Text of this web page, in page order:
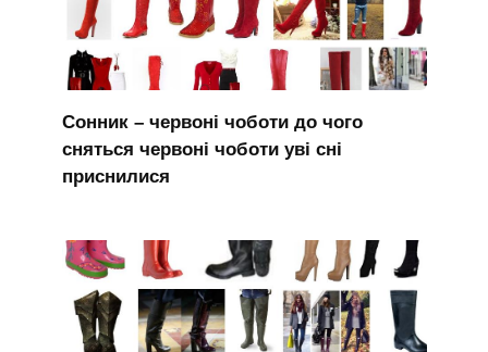
Сонник – червоні чоботи до чого
сняться червоні чоботи уві сні
приснилися